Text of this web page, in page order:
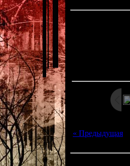
« Предыдущая